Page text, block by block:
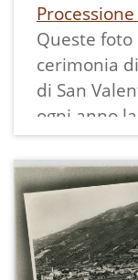
Queste
cerimonia
di San
ogni anno
settembre
Si vede
seguito da
una tunica
rossa